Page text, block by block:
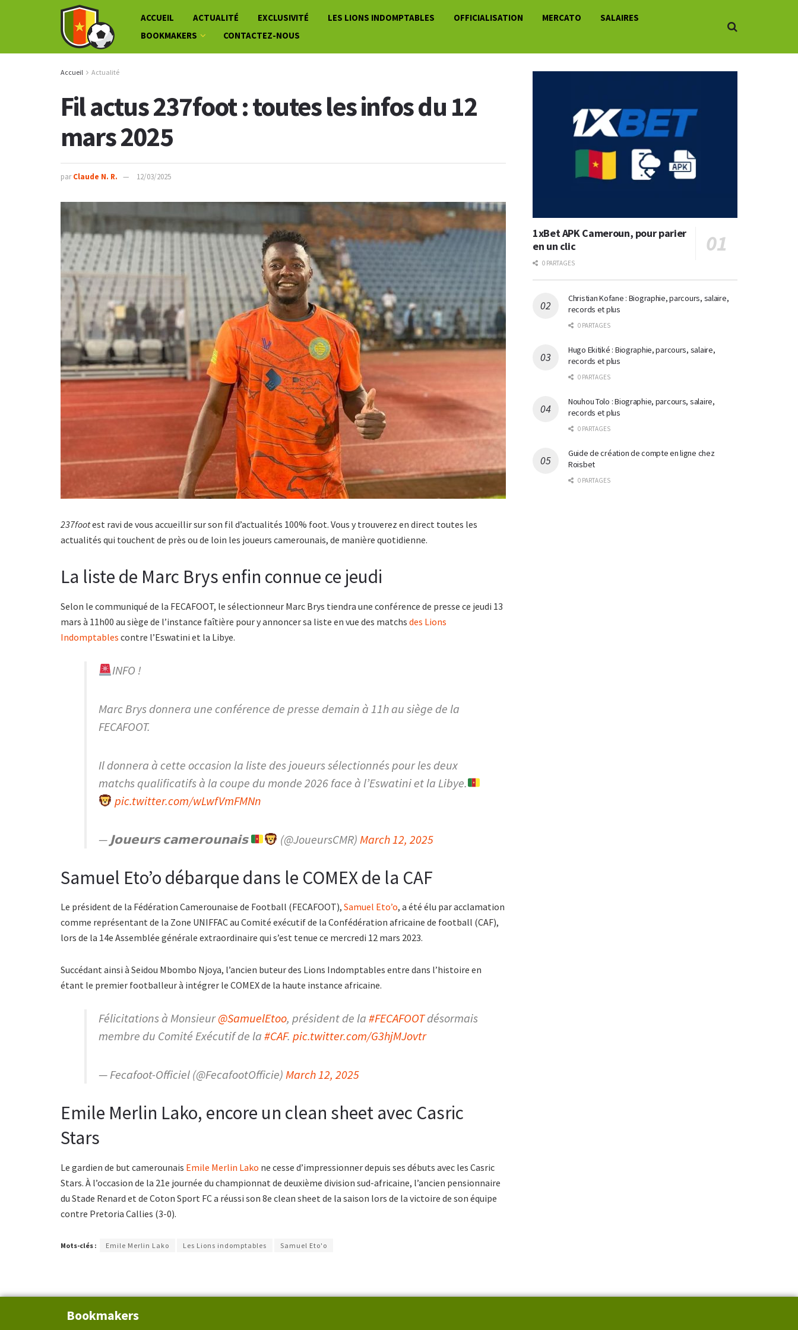
ACCUEIL ACTUALITÉ EXCLUSIVITÉ LES LIONS INDOMPTABLES OFFICIALISATION MERCATO
SALAIRES
BOOKMAKERS
CONTACTEZ-NOUS
Accueil Actualité
Fil actus 237foot : toutes les infos du 12
mars 2025
par Claude N. R. 12/03/2025
237footest ravi de vous accueillir sur son fil d’actualités 100% foot. Vous y trouverez en direct toutes les
actualités qui touchent de près ou de loin les joueurs camerounais, de manière quotidienne.
La liste de Marc Brys enfin connue ce jeudi
Selon le communiqué de la FECAFOOT, le sélectionneur Marc Brys tiendra une conférence de presse ce jeudi 13
mars à 11h00 au siège de l’instance faîtière pour y annoncer sa liste en vue des matchs des Lions
Indomptables contre l’Eswatini et la Libye.
INFO !
Marc Brys donnera une conférence de presse demain à 11h au siège de la
FECAFOOT.
Il donnera à cette occasion la liste des joueurs sélectionnés pour les deux
matchs qualificatifs à la coupe du monde 2026 face à l’Eswatini et la Libye.
pic.twitter.com/wLwfVmFMNn
— 𝗝𝗼𝘂𝗲𝘂𝗿𝘀 𝗰𝗮𝗺𝗲𝗿𝗼𝘂𝗻𝗮𝗶𝘀 (@JoueursCMR) March 12, 2025
Samuel Eto’o débarque dans le COMEX de la CAF
Le président de la Fédération Camerounaise de Football (FECAFOOT), Samuel Eto’o, a été élu par acclamation
comme représentant de la Zone UNIFFAC au Comité exécutif de la Confédération africaine de football (CAF),
lors de la 14e Assemblée générale extraordinaire qui s’est tenue ce mercredi 12 mars 2023.
Succédant ainsi à Seidou Mbombo Njoya, l’ancien buteur des Lions Indomptables entre dans l’histoire en
étant le premier footballeur à intégrer le COMEX de la haute instance africaine.
Félicitations à Monsieur@SamuelEtoo, président de la #FECAFOOTdésormais
membre du Comité Exécutif de la #CAF. pic.twitter.com/G3hjMJovtr
— Fecafoot-Officiel (@FecafootOfficie) March 12, 2025
Emile Merlin Lako, encore un clean sheet avec Casric
Stars
Le gardien de but camerounais Emile Merlin Lako ne cesse d’impressionner depuis ses débuts avec les Casric
Stars. À l’occasion de la 21e journée du championnat de deuxième division sud-africaine, l’ancien pensionnaire
du Stade Renard et de Coton Sport FC a réussi son 8e clean sheet de la saison lors de la victoire de son équipe
contre Pretoria Callies (3-0).
Mots-clés : Emile Merlin Lako Les Lions indomptables Samuel Eto'o
1xBet APK Cameroun, pour parier
en un clic
0 PARTAGES
Christian Kofane : Biographie, parcours, salaire,
records et plus
0 PARTAGES
Hugo Ekitiké : Biographie, parcours, salaire,
records et plus
0 PARTAGES
Nouhou Tolo : Biographie, parcours, salaire,
records et plus
0 PARTAGES
Guide de création de compte en ligne chez
Roisbet
0 PARTAGES
Bookmakers